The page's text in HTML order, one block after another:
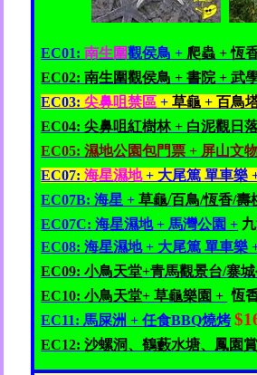
EC01:南生圍觀侯鳥 + 爬蟲 +恆
EC02:南生圍觀侯鳥 +書院 +武
EC03:尖鼻咀禁區 +草龜+百鳥
EC04:尖鼻咀紅樹林 + 白泥觀日
EC05:濕地公園包門票 + 屏山文
EC07:海星濕地+ 大尾篤 單車樂
EC07B:海星 +草龜/百鳥/恆香/壽
EC07C:海星濕地 +馬灣公園 +
EC08:海星濕地 + 大尾篤 單車樂
EC09:小鳥天堂+青馬觀景台/寨
EC10:小鳥天堂+草龜樂園 + 恆
EC11:馬屎洲 +任食BBQ燒烤
EC12:沙螺洞、鶴藪水塘、鳳園